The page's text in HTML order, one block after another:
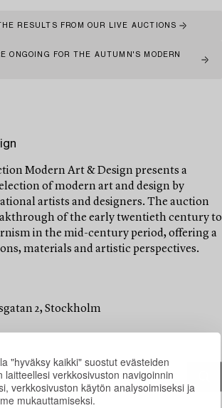
"hyväksy kaikki" suostut evästeiden
laitteellesi verkkosivuston navigoinnin
verkkosivuston käytön analysoimiseksi ja
mukauttamiseksi.
RESULTS FROM OUR LIVE AUCTIONS
ONGOING FOR THE AUTUMN'S MODERN
Modern Art & Design presents a
of modern art and design by
artists and designers. The auction
of the early twentieth century to
in the mid-century period, offering a
materials and artistic perspectives.
2, Stockholm